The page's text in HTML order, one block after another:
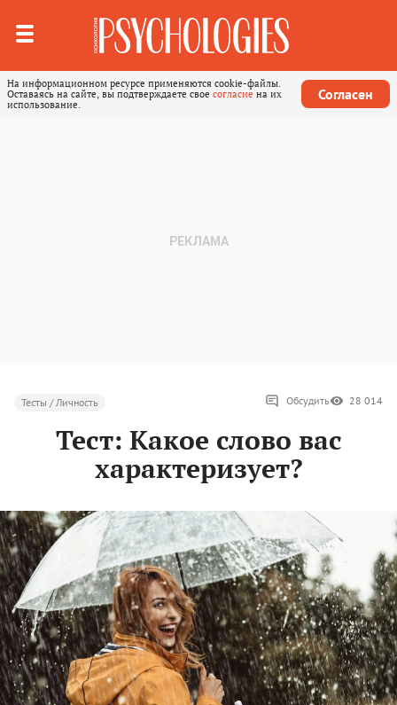
На информационном ресурсе применяются cookie-файлы.
Оставаясь на сайте, вы подтверждаете свое согласие на их
использование.
Согласен
Тесты / Личность Обсудить 28 014
Тест: Какое слово вас
характеризует?